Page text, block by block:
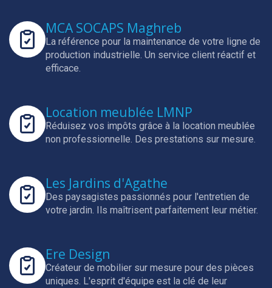
MCA SOCAPS Maghreb
La référence pour la maintenance de votre ligne de
production industrielle. Un service client réactif et
efficace.
Location meublée LMNP
Réduisez vos impôts grâce à la location meublée
non professionnelle. Des prestations sur mesure.
Les Jardins d'Agathe
Des paysagistes passionnés pour l'entretien de
votre jardin. Ils maîtrisent parfaitement leur métier.
Ere Design
Créateur de mobilier sur mesure pour des pièces
uniques. L'esprit d'équipe est la clé de leur